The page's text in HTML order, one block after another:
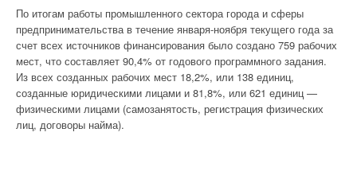
По итогам работы промышленного сектора города и сферы
предпринимательства в течение января-ноября текущего года за
счет всех источников финансирования было создано 759 рабочих
мест, что составляет 90,4% от годового программного задания.
Из всех созданных рабочих мест 18,2%, или 138 единиц,
созданные юридическими лицами и 81,8%, или 621 единиц —
физическими лицами (самозанятость, регистрация физических
лиц, договоры найма).